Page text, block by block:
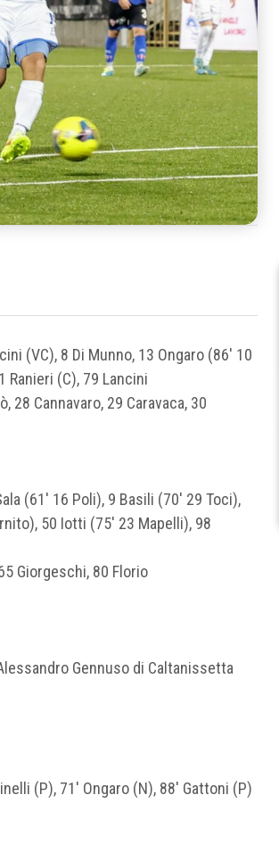
(VC), 8 Di Munno, 13 Ongaro (86′ 10
Ranieri (C), 79 Lancini
28 Cannavaro, 29 Caravaca, 30
(61′ 16 Poli), 9 Basili (70′ 29 Toci),
50 Iotti (75′ 23 Mapelli), 98
Giorgeschi, 80 Florio
Gennuso di Caltanissetta
(P), 71′ Ongaro (N), 88′ Gattoni (P)